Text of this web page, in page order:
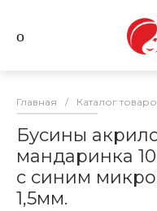
Главная / Каталог
Бусины
мандаринка
с синим
1,5мм.